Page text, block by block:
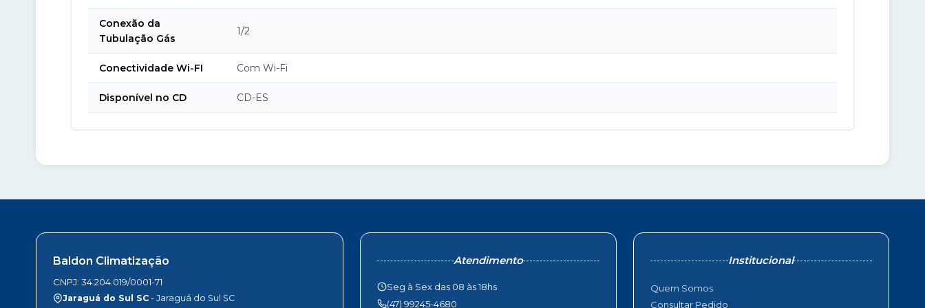
Conexão da
Tubulação Gás
1/2
Conectividade Wi-FI Com Wi-Fi
Disponível no CD CD-ES
Baldon Climatização
CNPJ: 34.204.019/0001-71
Jaraguá do Sul SC - Jaraguá do Sul SC
Atendimento
Seg à Sex das 08 às 18hs
(47) 99245-4680
Institucional
Quem Somos
Consultar Pedido